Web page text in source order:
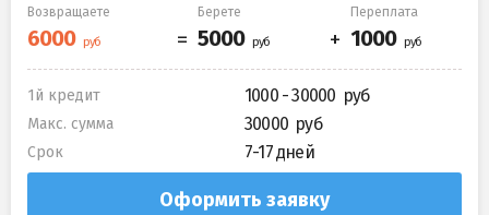
Возвращаете Берете Переплата
1й кредит 1000 - 30000
Макс. сумма 30000
Срок 7-17 дней
Оформить заявку